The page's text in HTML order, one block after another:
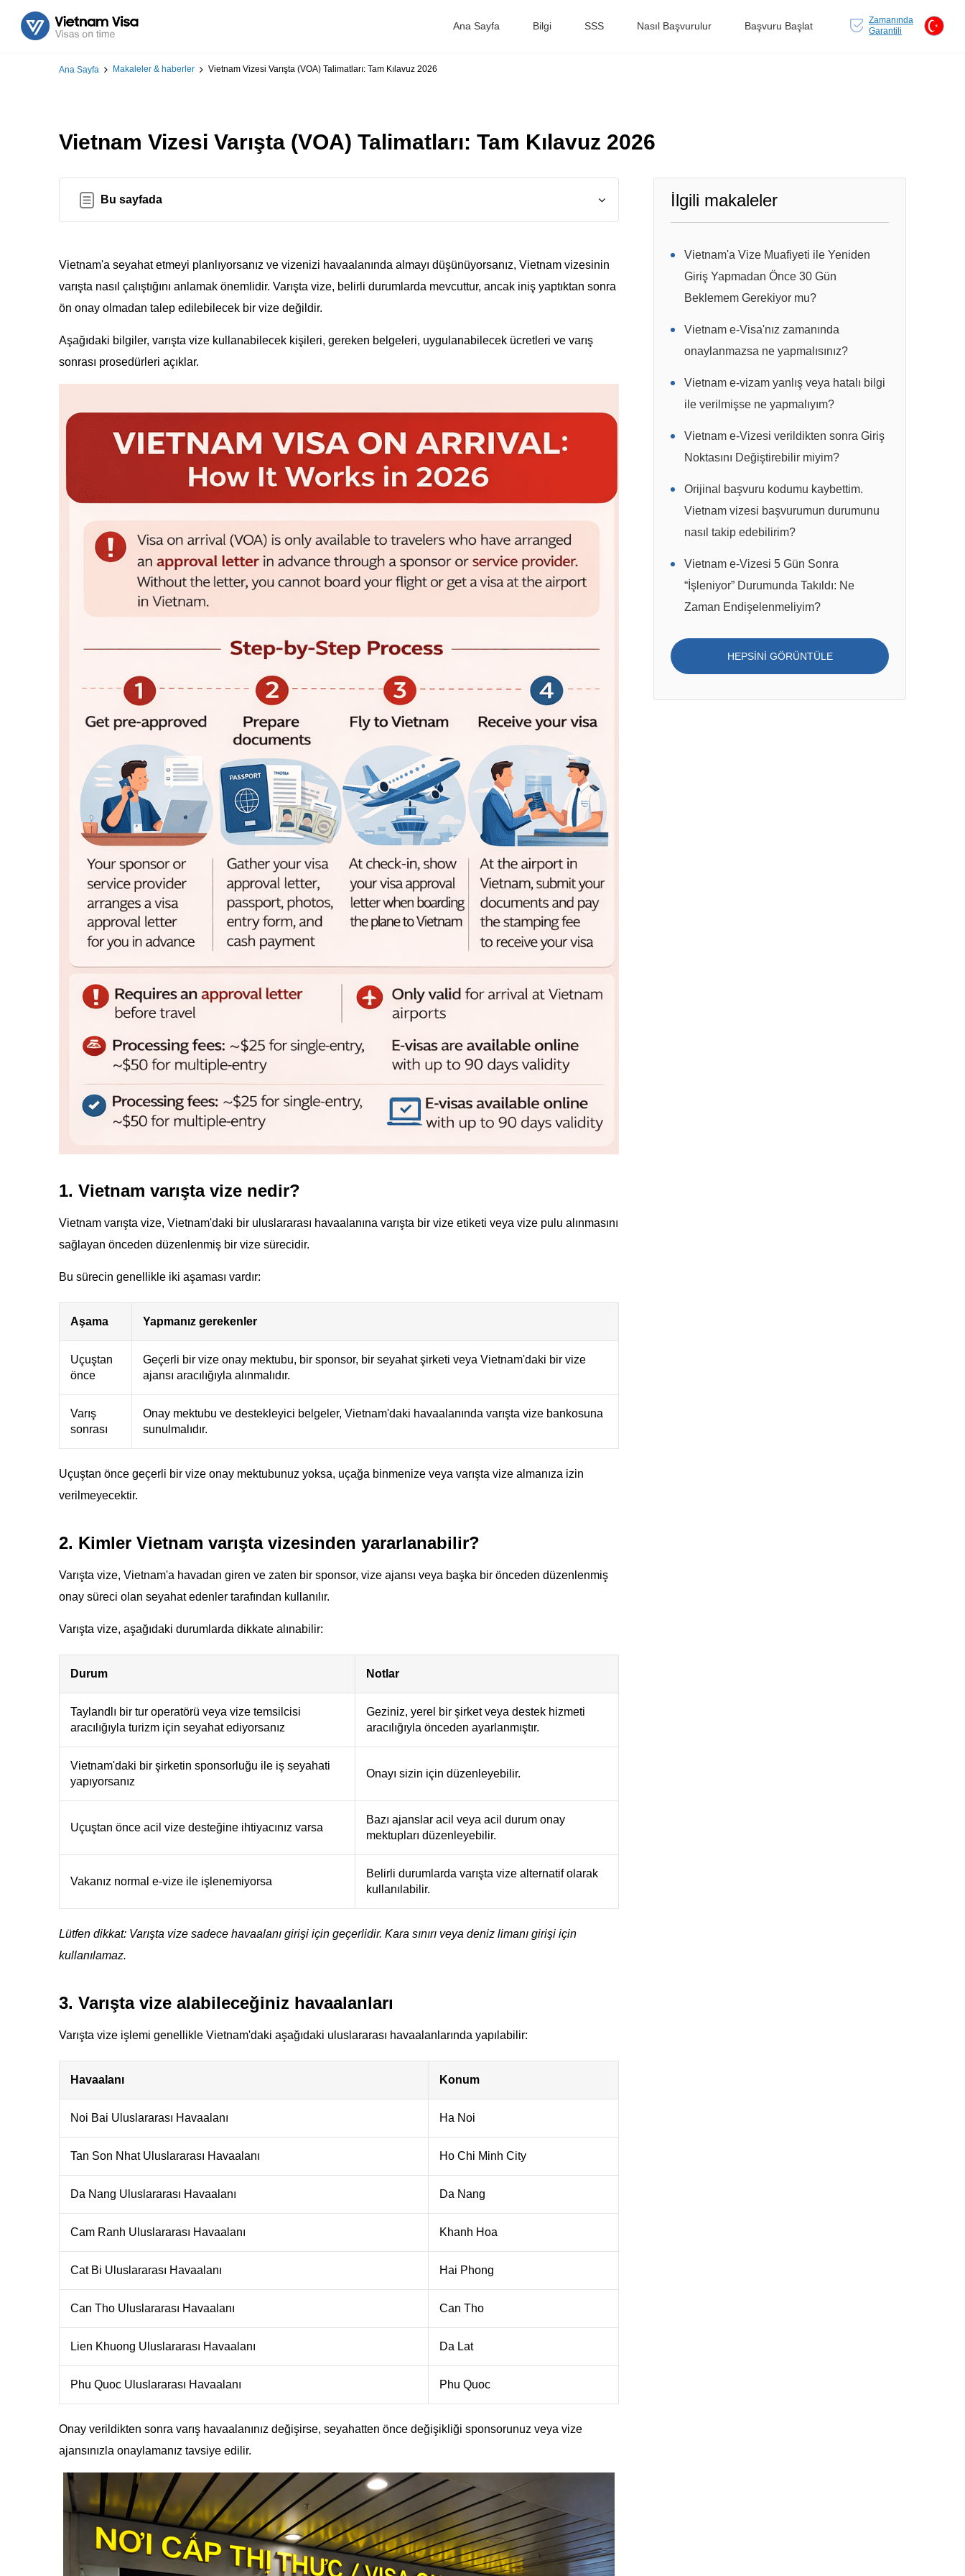
Ana Sayfa Bilgi SSS Nasıl Başvurulur Başvuru Başlat
Zamanında
Garantili
Ana Sayfa Makaleler & haberler Vietnam Vizesi Varışta (VOA) Talimatları: Tam Kılavuz 2026
Vietnam Vizesi Varışta (VOA) Talimatları: Tam Kılavuz 2026
Bu sayfada
Vietnam'a seyahat etmeyi planlıyorsanız ve vizenizi havaalanında almayı düşünüyorsanız, Vietnam vizesinin
varışta nasıl çalıştığını anlamak önemlidir. Varışta vize, belirli durumlarda mevcuttur, ancak iniş yaptıktan sonra
ön onay olmadan talep edilebilecek bir vize değildir.
Aşağıdaki bilgiler, varışta vize kullanabilecek kişileri, gereken belgeleri, uygulanabilecek ücretleri ve varış
sonrası prosedürleri açıklar.
1. Vietnam varışta vize nedir?
Vietnam varışta vize, Vietnam'daki bir uluslararası havaalanına varışta bir vize etiketi veya vize pulu alınmasını
sağlayan önceden düzenlenmiş bir vize sürecidir.
Bu sürecin genellikle iki aşaması vardır:
Aşama Yapmanız gerekenler
Uçuştan
önce
Geçerli bir vize onay mektubu, bir sponsor, bir seyahat şirketi veya Vietnam'daki bir vize
ajansı aracılığıyla alınmalıdır.
Varış
sonrası
Onay mektubu ve destekleyici belgeler, Vietnam'daki havaalanında varışta vize bankosuna
sunulmalıdır.
Uçuştan önce geçerli bir vize onay mektubunuz yoksa, uçağa binmenize veya varışta vize almanıza izin
verilmeyecektir.
2. Kimler Vietnam varışta vizesinden yararlanabilir?
Varışta vize, Vietnam'a havadan giren ve zaten bir sponsor, vize ajansı veya başka bir önceden düzenlenmiş
onay süreci olan seyahat edenler tarafından kullanılır.
Varışta vize, aşağıdaki durumlarda dikkate alınabilir:
Durum Notlar
Taylandlı bir tur operatörü veya vize temsilcisi
aracılığıyla turizm için seyahat ediyorsanız
Geziniz, yerel bir şirket veya destek hizmeti
aracılığıyla önceden ayarlanmıştır.
Vietnam'daki bir şirketin sponsorluğu ile iş seyahati
yapıyorsanız
Onayı sizin için düzenleyebilir.
Uçuştan önce acil vize desteğine ihtiyacınız varsa
Bazı ajanslar acil veya acil durum onay
mektupları düzenleyebilir.
Vakanız normal e-vize ile işlenemiyorsa
Belirli durumlarda varışta vize alternatif olarak
kullanılabilir.
Lütfen dikkat: Varışta vize sadece havaalanı girişi için geçerlidir. Kara sınırı veya deniz limanı girişi için
kullanılamaz.
3. Varışta vize alabileceğiniz havaalanları
Varışta vize işlemi genellikle Vietnam'daki aşağıdaki uluslararası havaalanlarında yapılabilir:
Havaalanı Konum
Noi Bai Uluslararası Havaalanı Ha Noi
Tan Son Nhat Uluslararası Havaalanı Ho Chi Minh City
Da Nang Uluslararası Havaalanı Da Nang
Cam Ranh Uluslararası Havaalanı Khanh Hoa
Cat Bi Uluslararası Havaalanı Hai Phong
Can Tho Uluslararası Havaalanı Can Tho
Lien Khuong Uluslararası Havaalanı Da Lat
Phu Quoc Uluslararası Havaalanı Phu Quoc
Onay verildikten sonra varış havaalanınız değişirse, seyahatten önce değişikliği sponsorunuz veya vize
ajansınızla onaylamanız tavsiye edilir.
İlgili makaleler
Vietnam'a Vize Muafiyeti ile Yeniden
Giriş Yapmadan Önce 30 Gün
Beklemem Gerekiyor mu?
Vietnam e-Visa'nız zamanında
onaylanmazsa ne yapmalısınız?
Vietnam e-vizam yanlış veya hatalı bilgi
ile verilmişse ne yapmalıyım?
Vietnam e-Vizesi verildikten sonra Giriş
Noktasını Değiştirebilir miyim?
Orijinal başvuru kodumu kaybettim.
Vietnam vizesi başvurumun durumunu
nasıl takip edebilirim?
Vietnam e-Vizesi 5 Gün Sonra
“İşleniyor” Durumunda Takıldı: Ne
Zaman Endişelenmeliyim?
HEPSINI GÖRÜNTÜLE